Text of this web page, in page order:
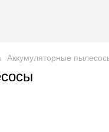
Аккумуляторные